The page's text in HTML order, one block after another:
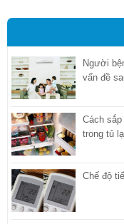
Người
vấn đề
Cách
trong tủ
Chế độ